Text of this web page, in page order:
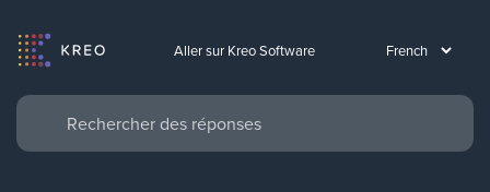
Aller sur Kreo Software